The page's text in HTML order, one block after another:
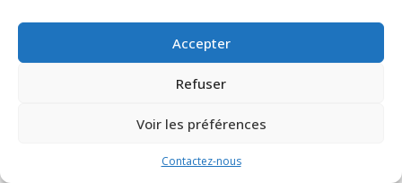
Accepter
Refuser
Voir les préférences
Contactez-nous
FAQ Mentions légales